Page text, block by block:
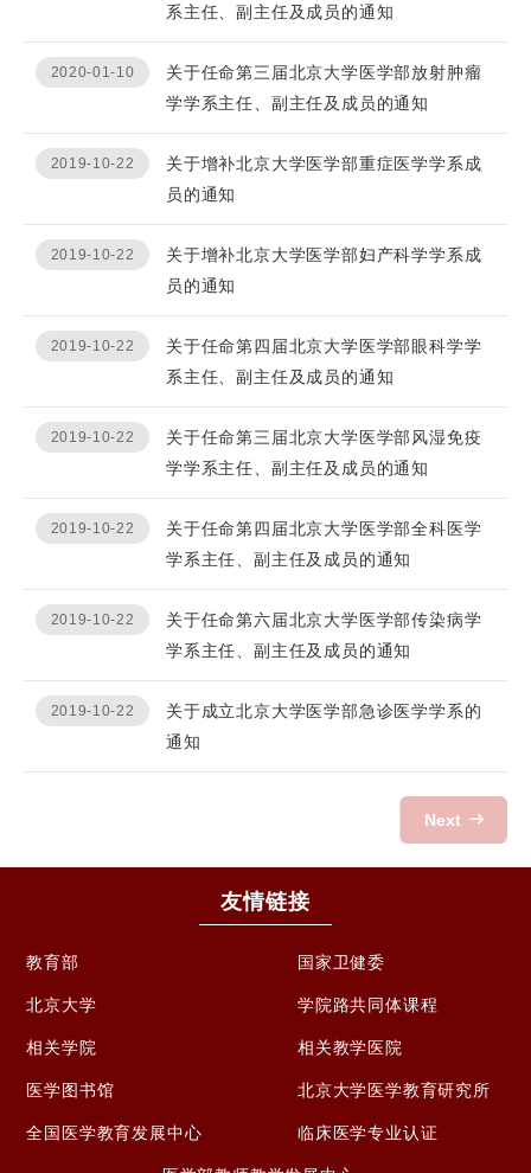
系主任、副主任及成员的通知
2020-01-10
关于任命第三届北京大学医学部放射肿瘤
学学系主任、副主任及成员的通知
2019-10-22
关于增补北京大学医学部重症医学学系成
员的通知
2019-10-22
关于增补北京大学医学部妇产科学学系成
员的通知
2019-10-22
关于任命第四届北京大学医学部眼科学学
系主任、副主任及成员的通知
2019-10-22
关于任命第三届北京大学医学部风湿免疫
学学系主任、副主任及成员的通知
2019-10-22
关于任命第四届北京大学医学部全科医学
学系主任、副主任及成员的通知
2019-10-22
关于任命第六届北京大学医学部传染病学
学系主任、副主任及成员的通知
2019-10-22
关于成立北京大学医学部急诊医学学系的
通知
Next
友情链接
教育部 国家卫健委
北京大学 学院路共同体课程
相关学院 相关教学医院
医学图书馆 北京大学医学教育研究所
全国医学教育发展中心 临床医学专业认证